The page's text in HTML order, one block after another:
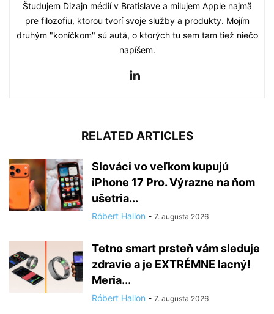
Študujem Dizajn médií v Bratislave a milujem Apple najmä
pre filozofiu, ktorou tvorí svoje služby a produkty. Mojím
druhým "koníčkom" sú autá, o ktorých tu sem tam tiež niečo
napíšem.
RELATED ARTICLES
Slováci vo veľkom kupujú
iPhone 17 Pro. Výrazne na ňom
ušetria...
Róbert Hallon - 7. augusta 2026
Tetno smart prsteň vám sleduje
zdravie a je EXTRÉMNE lacný!
Meria...
Róbert Hallon - 7. augusta 2026